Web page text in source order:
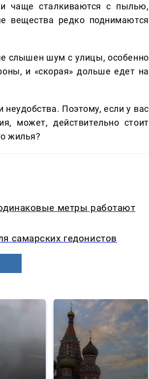
чаще сталкиваются с пылью,
редко поднимаются
слышен шум с улицы, особенно
и «скорая» дольше едет на
неудобства. Поэтому, если у вас
может, действительно стоит
жилья?
метры работают
самарских гедонистов